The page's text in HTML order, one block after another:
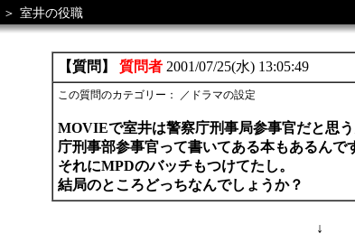
＞ 室井の役職
【質問】 質問者2001/07/25(水) 13:05:49
この質問のカテゴリー： ／ドラマの設定
MOVIEで室井は警察庁刑事局参事官だと思
庁刑事部参事官って書いてある本もあるんで
それにMPDのバッチもつけてたし。
結局のところどっちなんでしょうか？
↓